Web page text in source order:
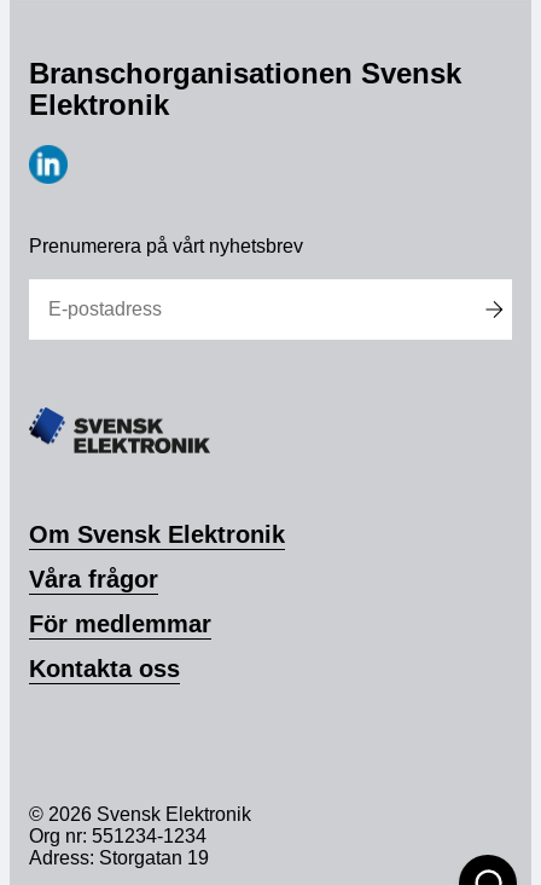
Branschorganisationen Svensk
Elektronik
Prenumerera på vårt nyhetsbrev
Om Svensk Elektronik
Våra frågor
För medlemmar
Kontakta oss
© 2026 Svensk Elektronik
Org nr: 551234-1234
Adress: Storgatan 19